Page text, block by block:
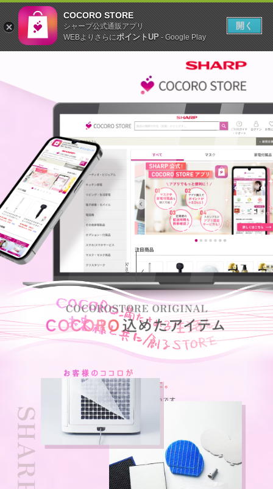
Scroll
COCORO STORE
シャープ公式通販アプリ
WEBよりさらにポイントUP- Google Play
開く